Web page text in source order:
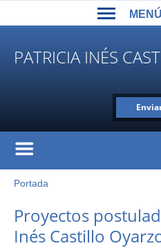
PATRICIA INÉS
Usted
está
aquí
Portada
to
top
Proyectos
Inés Castillo
MENÚ
PRINCIPAL